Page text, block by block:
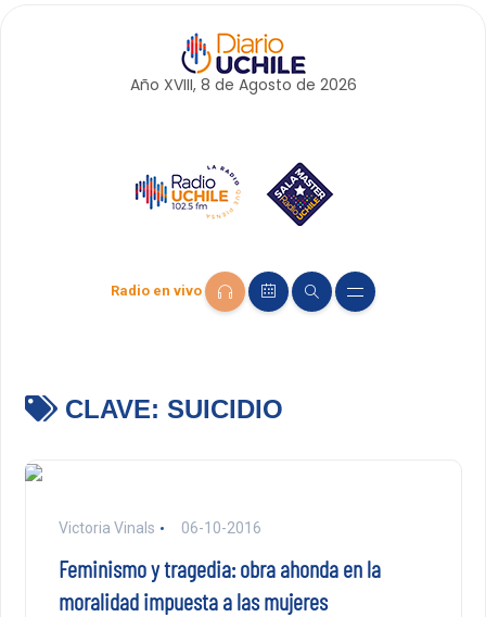
Año XVIII, 8 de Agosto de 2026
Radio en vivo
CLAVE: SUICIDIO
Victoria Vinals 06-10-2016
Feminismo y tragedia: obra ahonda en la
moralidad impuesta a las mujeres